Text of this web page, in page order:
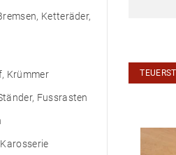
Ketteräder,
Krümmer
Fussrasten